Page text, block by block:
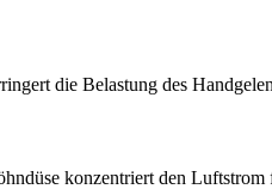
die Belastung des
konzentriert den